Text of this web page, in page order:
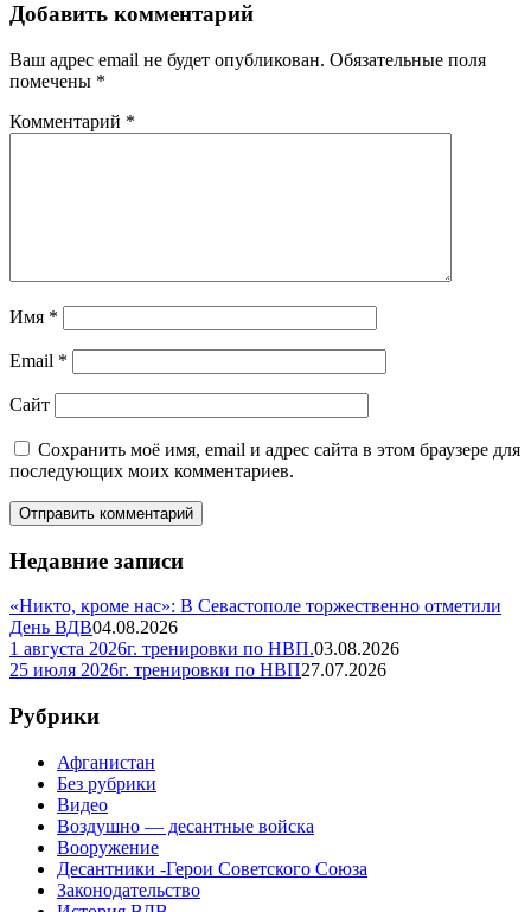
Добавить комментарий
Ваш адрес email не будет опубликован. Обязательные поля
помечены *
Комментарий *
Имя *
Email *
Сайт
Сохранить моё имя, email и адрес сайта в этом браузере для
последующих моих комментариев.
Недавние записи
«Никто, кроме нас»: В Севастополе торжественно отметили
День ВДВ04.08.2026
1 августа 2026г. тренировки по НВП.03.08.2026
25 июля 2026г. тренировки по НВП27.07.2026
Рубрики
Афганистан
Без рубрики
Видео
Воздушно — десантные войска
Вооружение
Десантники -Герои Советского Союза
Законодательство